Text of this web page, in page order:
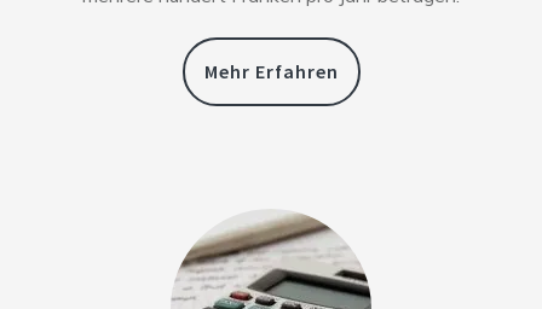
Mehr Erfahren